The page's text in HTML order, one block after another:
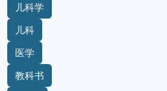
儿科学
儿科
医学
教科书